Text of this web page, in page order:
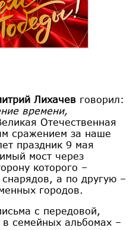
Лихачев говорил:
времени,
Отечественная
сражением за наше
праздник 9 мая
мост через
которого –
а по другую –
городов.
с передовой,
семейных альбомах –